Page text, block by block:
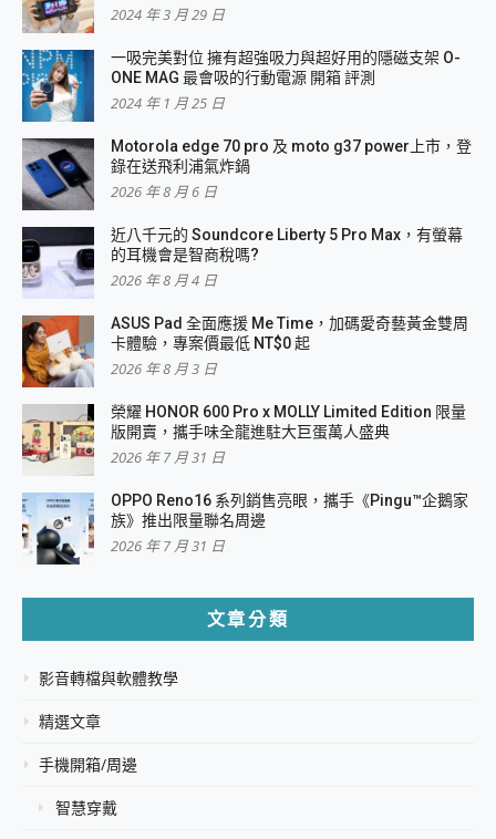
2024 年 3 月 29 日
一吸完美對位 擁有超強吸力與超好用的隱磁支架 O-
ONE MAG 最會吸的行動電源 開箱 評測
2024 年 1 月 25 日
Motorola edge 70 pro 及 moto g37 power上市，登
錄在送飛利浦氣炸鍋
2026 年 8 月 6 日
近八千元的 Soundcore Liberty 5 Pro Max，有螢幕
的耳機會是智商稅嗎?
2026 年 8 月 4 日
ASUS Pad 全面應援 Me Time，加碼愛奇藝黃金雙周
卡體驗，專案價最低 NT$0 起
2026 年 8 月 3 日
榮耀 HONOR 600 Pro x MOLLY Limited Edition 限量
版開賣，攜手味全龍進駐大巨蛋萬人盛典
2026 年 7 月 31 日
OPPO Reno16 系列銷售亮眼，攜手《Pingu™企鵝家
族》推出限量聯名周邊
2026 年 7 月 31 日
文章分類
影音轉檔與軟體教學
精選文章
手機開箱/周邊
智慧穿戴